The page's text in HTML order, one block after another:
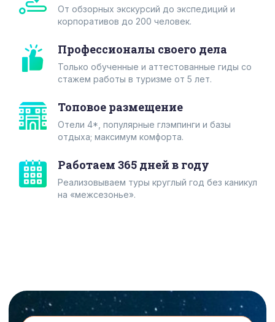
От обзорных экскурсий до экспедиций и
корпоративов до 200 человек.
Профессионалы своего дела
Только обученные и аттестованные гиды со
стажем работы в туризме от 5 лет.
Топовое размещение
Отели 4*, популярные глэмпинги и базы
отдыха; максимум комфорта.
Работаем 365 дней в году
Реализовываем туры круглый год без каникул
на «межсезонье».